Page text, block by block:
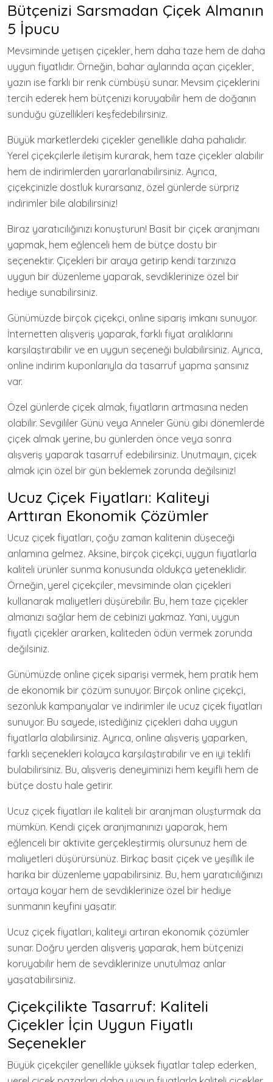
Bütçenizi Sarsmadan Çiçek Almanın
5 İpucu
Mevsiminde yetişen çiçekler, hem daha taze hem de daha
uygun fiyatlıdır. Örneğin, bahar aylarında açan çiçekler,
yazın ise farklı bir renk cümbüşü sunar. Mevsim çiçeklerini
tercih ederek hem bütçenizi koruyabilir hem de doğanın
sunduğu güzellikleri keşfedebilirsiniz.
Büyük marketlerdeki çiçekler genellikle daha pahalıdır.
Yerel çiçekçilerle iletişim kurarak, hem taze çiçekler alabilir
hem de indirimlerden yararlanabilirsiniz. Ayrıca,
çiçekçinizle dostluk kurarsanız, özel günlerde sürpriz
indirimler bile alabilirsiniz!
Biraz yaratıcılığınızı konuşturun! Basit bir çiçek aranjmanı
yapmak, hem eğlenceli hem de bütçe dostu bir
seçenektir. Çiçekleri bir araya getirip kendi tarzınıza
uygun bir düzenleme yaparak, sevdiklerinize özel bir
hediye sunabilirsiniz.
Günümüzde birçok çiçekçi, online sipariş imkanı sunuyor.
İnternetten alışveriş yaparak, farklı fiyat aralıklarını
karşılaştırabilir ve en uygun seçeneği bulabilirsiniz. Ayrıca,
online indirim kuponlarıyla da tasarruf yapma şansınız
var.
Özel günlerde çiçek almak, fiyatların artmasına neden
olabilir. Sevgililer Günü veya Anneler Günü gibi dönemlerde
çiçek almak yerine, bu günlerden önce veya sonra
alışveriş yaparak tasarruf edebilirsiniz. Unutmayın, çiçek
almak için özel bir gün beklemek zorunda değilsiniz!
Ucuz Çiçek Fiyatları: Kaliteyi
Arttıran Ekonomik Çözümler
Ucuz çiçek fiyatları, çoğu zaman kalitenin düşeceği
anlamına gelmez. Aksine, birçok çiçekçi, uygun fiyatlarla
kaliteli ürünler sunma konusunda oldukça yeteneklidir.
Örneğin, yerel çiçekçiler, mevsiminde olan çiçekleri
kullanarak maliyetleri düşürebilir. Bu, hem taze çiçekler
almanızı sağlar hem de cebinizi yakmaz. Yani, uygun
fiyatlı çiçekler ararken, kaliteden ödün vermek zorunda
değilsiniz.
Günümüzde online çiçek siparişi vermek, hem pratik hem
de ekonomik bir çözüm sunuyor. Birçok online çiçekçi,
sezonluk kampanyalar ve indirimler ile ucuz çiçek fiyatları
sunuyor. Bu sayede, istediğiniz çiçekleri daha uygun
fiyatlarla alabilirsiniz. Ayrıca, online alışveriş yaparken,
farklı seçenekleri kolayca karşılaştırabilir ve en iyi teklifi
bulabilirsiniz. Bu, alışveriş deneyiminizi hem keyifli hem de
bütçe dostu hale getirir.
Ucuz çiçek fiyatları ile kaliteli bir aranjman oluşturmak da
mümkün. Kendi çiçek aranjmanınızı yaparak, hem
eğlenceli bir aktivite gerçekleştirmiş olursunuz hem de
maliyetleri düşürürsünüz. Birkaç basit çiçek ve yeşillik ile
harika bir düzenleme yapabilirsiniz. Bu, hem yaratıcılığınızı
ortaya koyar hem de sevdiklerinize özel bir hediye
sunmanın keyfini yaşatır.
Ucuz çiçek fiyatları, kaliteyi artıran ekonomik çözümler
sunar. Doğru yerden alışveriş yaparak, hem bütçenizi
koruyabilir hem de sevdiklerinize unutulmaz anlar
yaşatabilirsiniz.
Çiçekçilikte Tasarruf: Kaliteli
Çiçekler İçin Uygun Fiyatlı
Seçenekler
Büyük çiçekçiler genellikle yüksek fiyatlar talep ederken,